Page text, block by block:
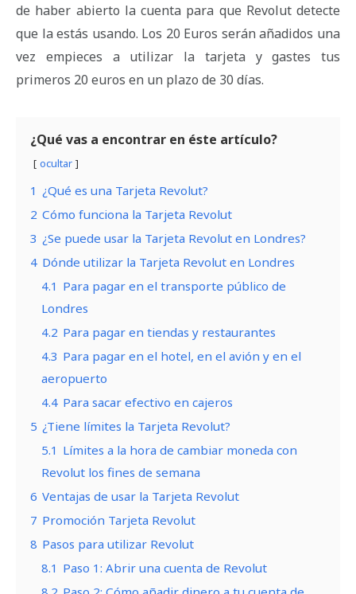
de haber abierto la cuenta para que Revolut detecte
que la estás usando. Los 20 Euros serán añadidos una
vez empieces a utilizar la tarjeta y gastes tus
primeros 20 euros en un plazo de 30 días.
¿Qué vas a encontrar en éste artículo?
ocultar
1 ¿Qué es una Tarjeta Revolut?
2 Cómo funciona la Tarjeta Revolut
3 ¿Se puede usar la Tarjeta Revolut en Londres?
4 Dónde utilizar la Tarjeta Revolut en Londres
4.1 Para pagar en el transporte público de
Londres
4.2 Para pagar en tiendas y restaurantes
4.3 Para pagar en el hotel, en el avión y en el
aeropuerto
4.4 Para sacar efectivo en cajeros
5 ¿Tiene límites la Tarjeta Revolut?
5.1 Límites a la hora de cambiar moneda con
Revolut los fines de semana
6 Ventajas de usar la Tarjeta Revolut
7 Promoción Tarjeta Revolut
8 Pasos para utilizar Revolut
8.1 Paso 1: Abrir una cuenta de Revolut